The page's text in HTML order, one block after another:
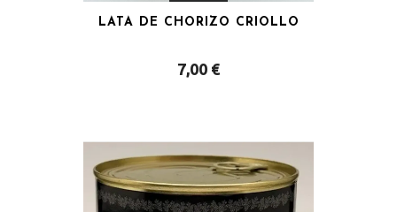
AL
CARRITO
LATA DE CHORIZO CRIOLLO
7,00 €